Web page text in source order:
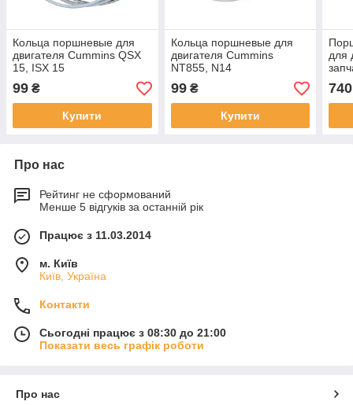
Кольца поршневые для
двигателя Cummins QSX
15, ISX 15
99 ₴
Купити
Кольца поршневые для
двигателя Cummins
NT855, N14
99₴
Купити
для
740
Про нас
Рейтинг не сформований
Менше 5 відгуків за останній рік
Працює з 11.03.2014
м. Київ
Київ, Україна
Контакти
Сьогодні працює з 08:30 до 21:00
Показати весь графік роботи
Про нас